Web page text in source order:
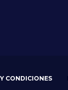
CONDICIONES